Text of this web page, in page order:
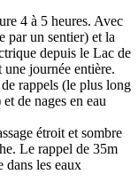
4 à 5 heures. Avec
par un sentier) et la
depuis le Lac de
journée entière.
rappels (le plus long
de nages en eau
étroit et sombre
Le rappel de 35m
dans les eaux